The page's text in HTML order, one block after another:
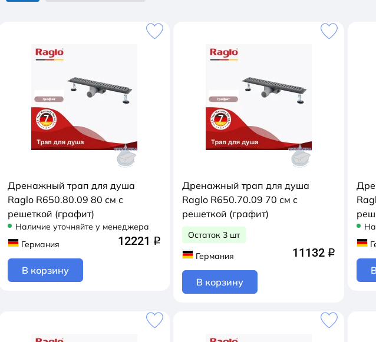
Дренажный трап для душа
Raglo R650.80.09 80 см с
решеткой (графит)
Наличие уточняйте у менеджера
Германия
12221 q
В корзину
Дренажный трап для душа
Raglo R650.70.09 70 см с
решеткой (графит)
Остаток 3 шт
Германия
11132 q
В корзину